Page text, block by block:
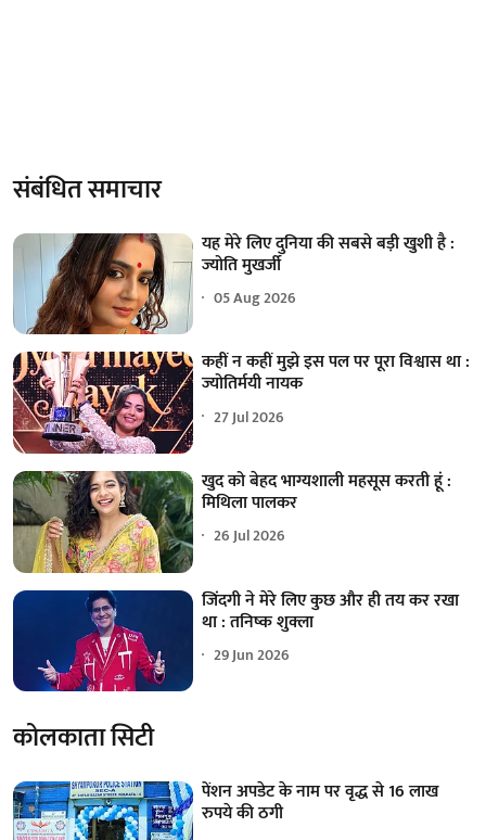
संबंधित समाचार
यह मेरे लिए दुनिया की सबसे बड़ी खुशी है :
ज्योति मुखर्जी
05 Aug 2026
कहीं न कहीं मुझे इस पल पर पूरा विश्वास था :
ज्योतिर्मयी नायक
27 Jul 2026
खुद को बेहद भाग्यशाली महसूस करती हूं :
मिथिला पालकर
26 Jul 2026
जिंदगी ने मेरे लिए कुछ और ही तय कर रखा
था : तनिष्क शुक्ला
29 Jun 2026
कोलकाता सिटी
पेंशन अपडेट के नाम पर वृद्ध से 16 लाख
रुपये की ठगी